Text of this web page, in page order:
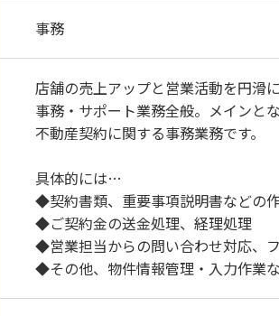
事務
店舗の売上アップと営業活動を円滑
事務・サポート業務全般。メインとな
不動産契約に関する事務業務です。
具体的には…
◆契約書類、重要事項説明書などの
◆ご契約金の送金処理、経理処理
◆営業担当からの問い合わせ対応、
◆その他、物件情報管理・入力作業